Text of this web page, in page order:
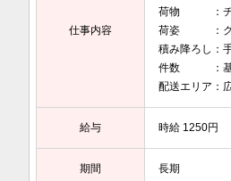
仕事内容
荷物 ：チル
荷姿 ：ク
積み降ろし：
件数 ：基
配送エリア：
給与 時給 1250円
期間 長期